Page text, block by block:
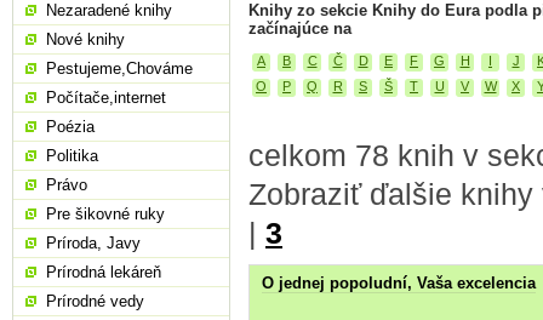
Knihy zo sekcie Knihy do Eura podla
začínajúce na
A B C Č D E F G H I J
O
P Q R S Š T U V W X
celkom 78 knih v
Zobraziť ďalšie
| 3
O jednej popoludní, Vaša excelencia
Nezaradené knihy
Nové knihy
Pestujeme,Chováme
Počítače,internet
Poézia
Politika
Právo
Pre šikovné ruky
Príroda, Javy
Prírodná lekáreň
Prírodné vedy